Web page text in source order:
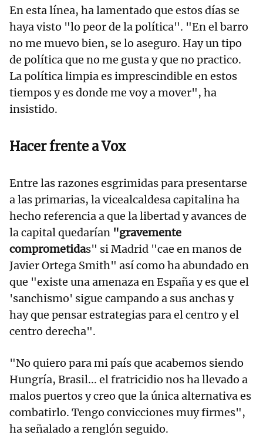
En esta línea, ha lamentado que estos días se
haya visto "lo peor de la política". "En el barro
no me muevo bien, se lo aseguro. Hay un tipo
de política que no me gusta y que no practico.
La política limpia es imprescindible en estos
tiempos y es donde me voy a mover", ha
insistido.
Hacer frente a Vox
Entre las razones esgrimidas para presentarse
a las primarias, la vicealcaldesa capitalina ha
hecho referencia a que la libertad y avances de
la capital quedarían "gravemente
comprometidas" si Madrid "cae en manos de
Javier Ortega Smith" así como ha abundado en
que "existe una amenaza en España y es que el
'sanchismo' sigue campando a sus anchas y
hay que pensar estrategias para el centro y el
centro derecha".
"No quiero para mi país que acabemos siendo
Hungría, Brasil... el fratricidio nos ha llevado a
malos puertos y creo que la única alternativa es
combatirlo. Tengo convicciones muy firmes",
ha señalado a renglón seguido.